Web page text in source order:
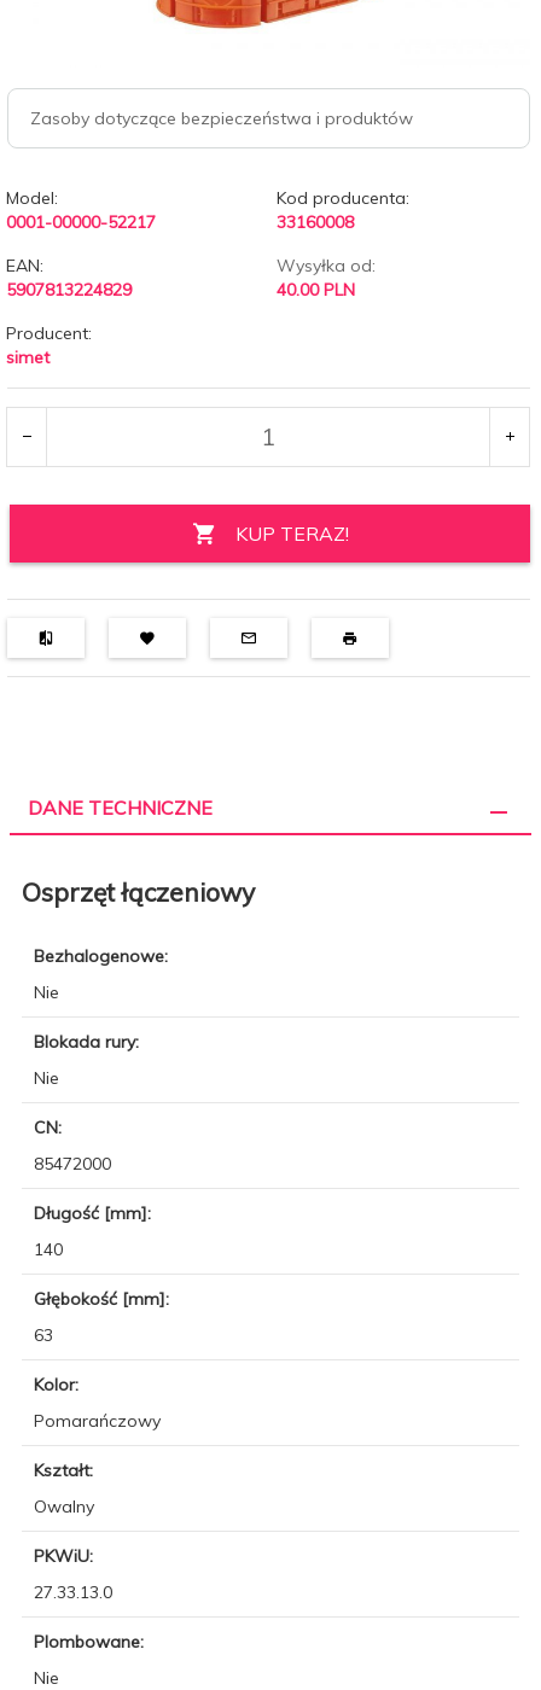
Zasoby dotyczące bezpieczeństwa i produktów
Model:
0001-00000-52217
Kod producenta:
33160008
EAN:
5907813224829
Wysyłka od:
40.00 PLN
Producent:
simet
KUP TERAZ!
DANE TECHNICZNE
Osprzęt łączeniowy
Bezhalogenowe:
Nie
Blokada rury:
Nie
CN:
85472000
Długość [mm]:
140
Głębokość [mm]:
63
Kolor:
Pomarańczowy
Kształt:
Owalny
PKWiU:
27.33.13.0
Plombowane:
Nie